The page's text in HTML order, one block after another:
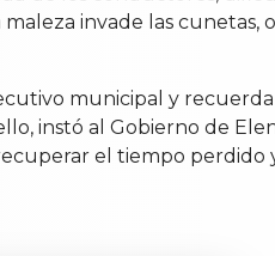
invade las cunetas,
municipal y
instó al Gobierno de
el tiempo perdido